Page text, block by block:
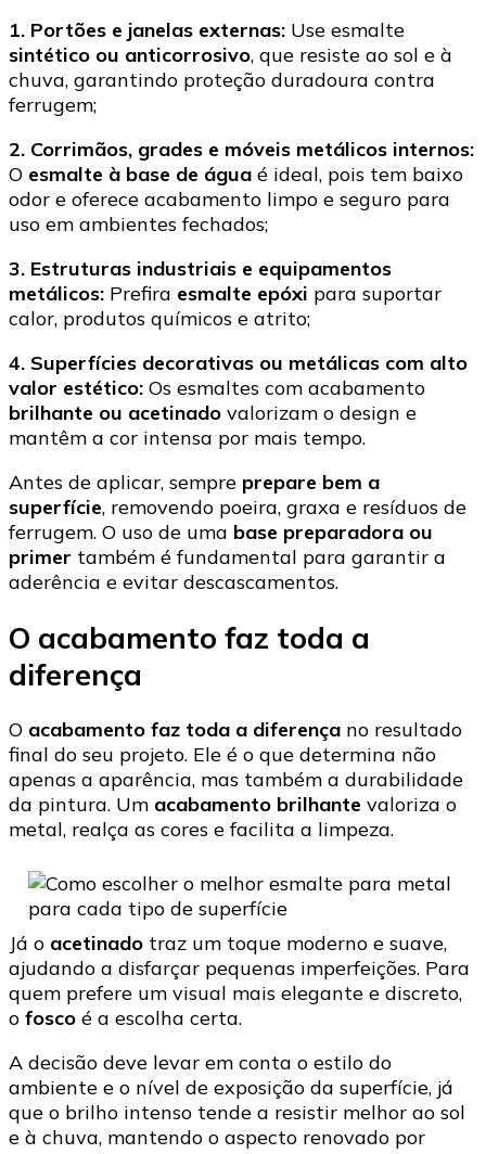
1. Portões e janelas externas: Use esmalte
sintético ou anticorrosivo, que resiste ao sol e à
chuva, garantindo proteção duradoura contra
ferrugem;
2. Corrimãos, grades e móveis metálicos internos:
O esmalte à base de água é ideal, pois tem baixo
odor e oferece acabamento limpo e seguro para
uso em ambientes fechados;
3. Estruturas industriais e equipamentos
metálicos: Prefira esmalte epóxi para suportar
calor, produtos químicos e atrito;
4. Superfícies decorativas ou metálicas com alto
valor estético: Os esmaltes com acabamento
brilhante ou acetinado valorizam o design e
mantêm a cor intensa por mais tempo.
Antes de aplicar, sempre prepare bem a
superfície, removendo poeira, graxa e resíduos de
ferrugem. O uso de uma base preparadora ou
primer também é fundamental para garantir a
aderência e evitar descascamentos.
O acabamento faz toda a
diferença
O acabamento faz toda a diferença no resultado
final do seu projeto. Ele é o que determina não
apenas a aparência, mas também a durabilidade
da pintura. Um acabamento brilhante valoriza o
metal, realça as cores e facilita a limpeza.
Já o acetinado traz um toque moderno e suave,
ajudando a disfarçar pequenas imperfeições. Para
quem prefere um visual mais elegante e discreto,
o fosco é a escolha certa.
A decisão deve levar em conta o estilo do
ambiente e o nível de exposição da superfície, já
que o brilho intenso tende a resistir melhor ao sol
e à chuva, mantendo o aspecto renovado por